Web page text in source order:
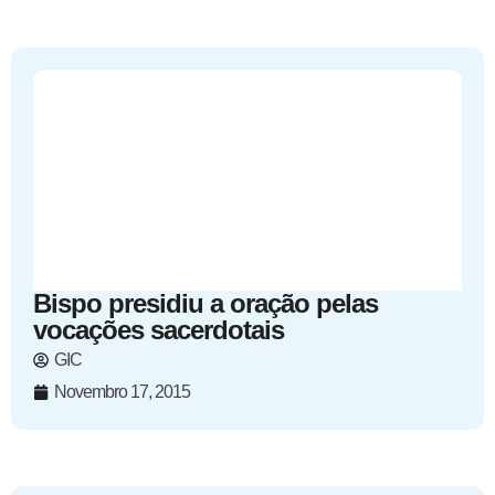
Bispo presidiu a oração pelas
vocações sacerdotais
GIC
Novembro 17, 2015